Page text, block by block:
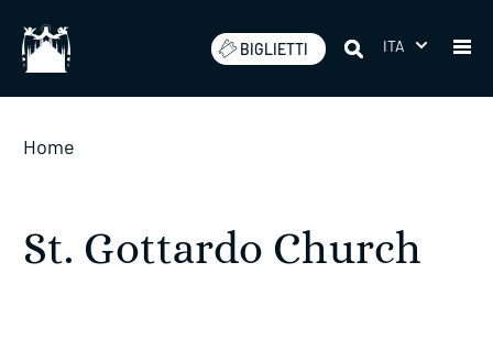
BIGLIETTI ITA
Home
St. Gottardo Church